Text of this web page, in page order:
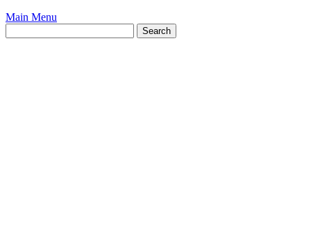
Main Menu